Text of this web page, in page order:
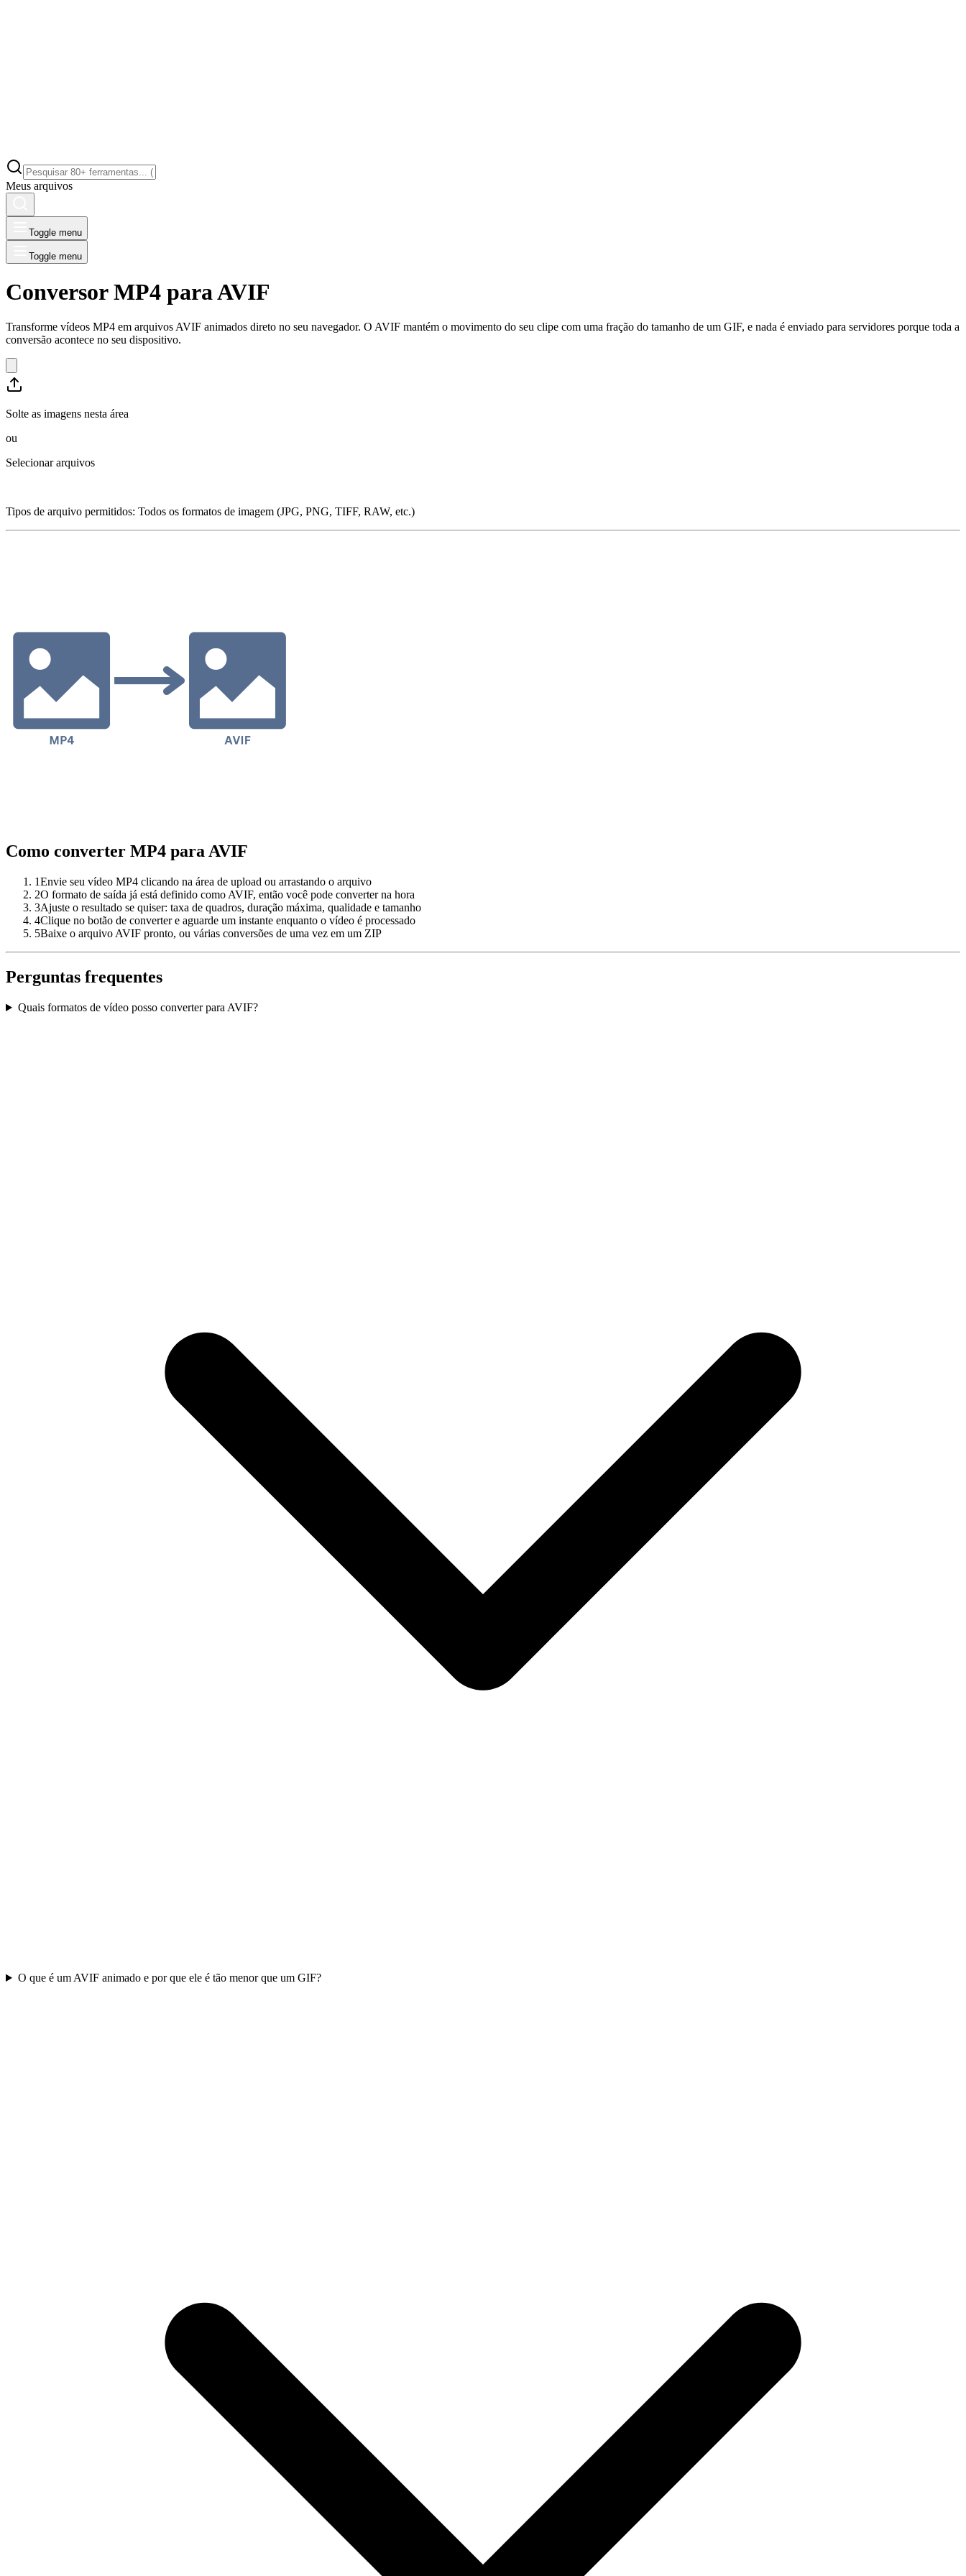
Meus arquivos
Toggle menu
Toggle menu
Conversor MP4 para AVIF
Transforme vídeos MP4 em arquivos AVIF animados direto no seu navegador. O AVIF mantém o movimento do seu clipe com uma fração do tamanho de um GIF, e nada é enviado para servidores porque toda a
conversão acontece no seu dispositivo.
Solte as imagens nesta área
ou
Selecionar arquivos
Tipos de arquivo permitidos: Todos os formatos de imagem (JPG, PNG, TIFF, RAW, etc.)
Como converter MP4 para AVIF
1Envie seu vídeo MP4 clicando na área de upload ou arrastando o arquivo
2O formato de saída já está definido como AVIF, então você pode converter na hora
3Ajuste o resultado se quiser: taxa de quadros, duração máxima, qualidade e tamanho
4Clique no botão de converter e aguarde um instante enquanto o vídeo é processado
5Baixe o arquivo AVIF pronto, ou várias conversões de uma vez em um ZIP
Perguntas frequentes
Quais formatos de vídeo posso converter para AVIF?
O que é um AVIF animado e por que ele é tão menor que um GIF?